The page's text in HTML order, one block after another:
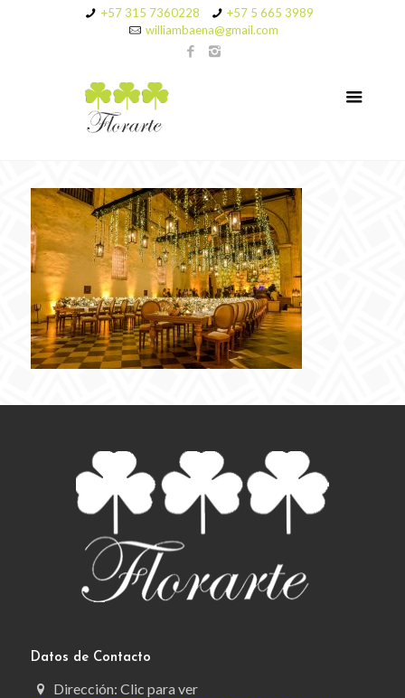
+57 315 7360228
+57 5 665 3989
williambaena@gmail.com
Datos de Contacto
Dirección: Clic para ver